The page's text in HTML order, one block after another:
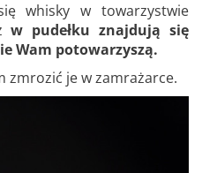
whisky w towarzystwie
w pudełku znajdują się
Wam potowarzyszą.
zmrozić je w zamrażarce.